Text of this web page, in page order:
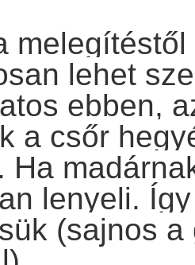
lehet
ebben,
a csőr
Ha
lenyeli.
(sajnos